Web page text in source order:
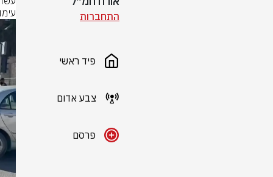
התחברות
פיד ראשי
צבע אדום
פרסם